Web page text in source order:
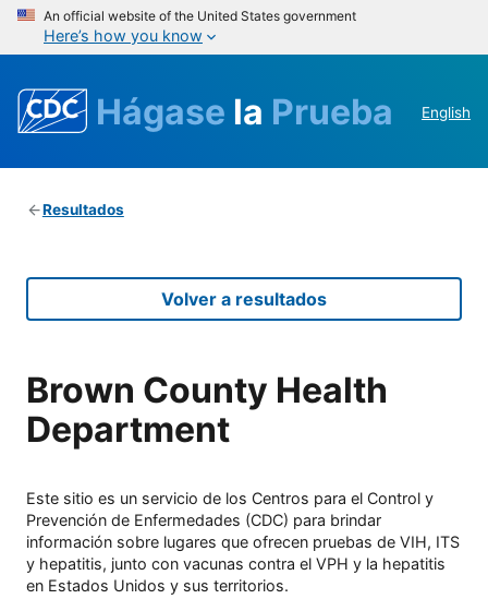
An official website of the United States government
Here’s how you know
Hágase la Prueba English
Resultados
Volver a resultados
Brown County Health
Department
Este sitio es un servicio de los Centros para el Control y
Prevención de Enfermedades (CDC) para brindar
información sobre lugares que ofrecen pruebas de VIH, ITS
y hepatitis, junto con vacunas contra el VPH y la hepatitis
en Estados Unidos y sus territorios.